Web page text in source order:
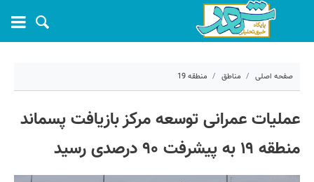
صفحه اصلی مناطق منطقه 19
عملیات عمرانی توسعه مرکز بازیافت پسماند
منطقه ۱۹ به پیشرفت ۹۰ درصدی رسید